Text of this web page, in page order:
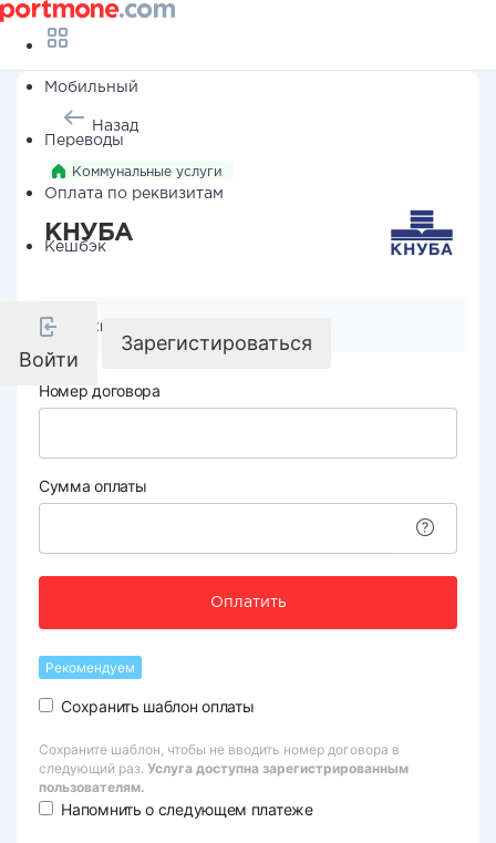
Мобильный
Переводы
Оплата по реквизитам
Кешбэк
Войти
Зарегистироваться
Назад
Коммунальные услуги
КНУБА
Реквизиты компании
Номер договора
Сумма оплаты
Оплатить
Рекомендуем
Сохранить шаблон оплаты
Сохраните шаблон, чтобы не вводить номер договора в
следующий раз. Услуга доступна зарегистрированным
пользователям.
Напомнить о следующем платеже